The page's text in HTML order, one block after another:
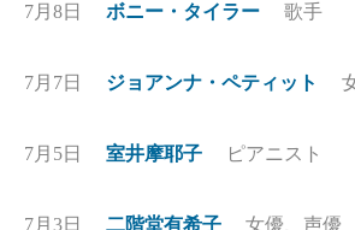
7月8日 ボニー・タイラー 歌手
7月7日 ジョアンナ・ペティット
7月5日 室井摩耶子 ピアニスト
7月3日 二階堂有希子 女優、声優